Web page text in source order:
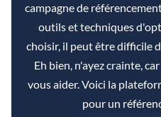
campagne de
outils et techniques
choisir, il peut être difficile
Eh bien, n'ayez crainte,
vous aider. Voici la
pour un